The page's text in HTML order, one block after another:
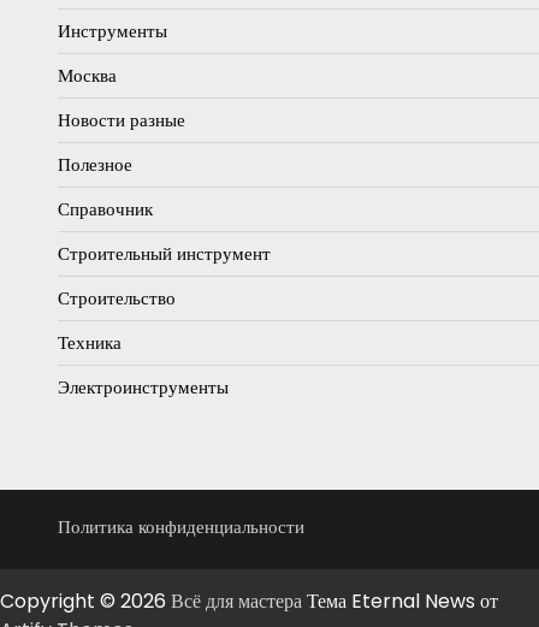
Инструменты
Москва
Новости разные
Полезное
Справочник
Строительный инструмент
Строительство
Техника
Электроинструменты
Политика конфиденциальности
Copyright © 2026 Всё для мастераТема Eternal News от